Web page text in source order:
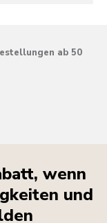
ab 50
wenn
und